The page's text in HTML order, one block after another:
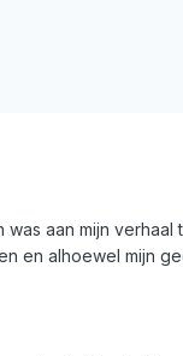
aan mijn
en alhoewel mijn